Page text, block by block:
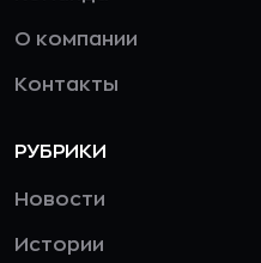
О компании
Контакты
РУБРИКИ
Новости
Истории